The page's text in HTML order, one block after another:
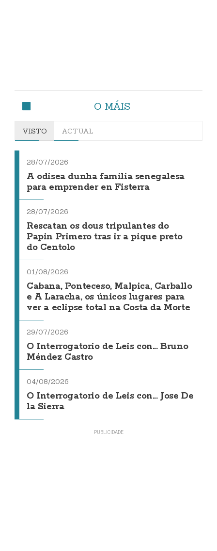
O MÁIS
VISTO ACTUAL
28/07/2026
A odisea dunha familia senegalesa
para emprender en Fisterra
28/07/2026
Rescatan os dous tripulantes do
Papin Primero tras ir a pique preto
do Centolo
01/08/2026
Cabana, Ponteceso, Malpica, Carballo
e A Laracha, os únicos lugares para
ver a eclipse total na Costa da Morte
29/07/2026
O Interrogatorio de Leis con... Bruno
Méndez Castro
04/08/2026
O Interrogatorio de Leis con... Jose De
la Sierra